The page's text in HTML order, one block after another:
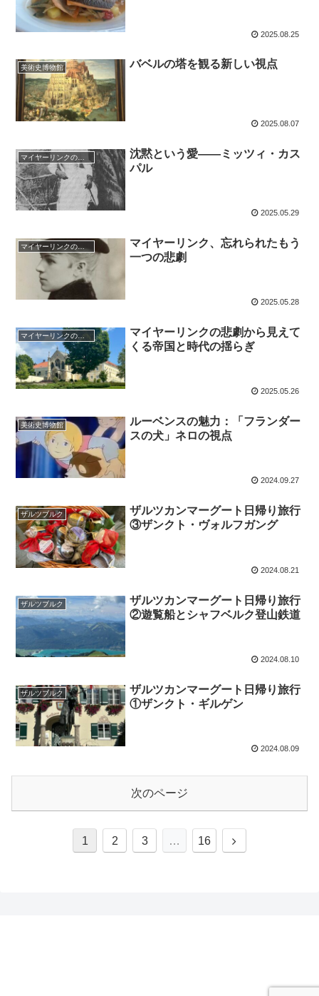
2025.08.25
美術史博物館 バベルの塔を観る新しい視点
2025.08.07
沈黙という愛——ミッツィ・カス
パル
2025.05.29
マイヤーリンク、忘れられたもう
一つの悲劇
2025.05.28
マイヤーリンクの悲劇から見えて
くる帝国と時代の揺らぎ
2025.05.26
美術史博物館
ルーベンスの魅力：「フランダー
スの犬」ネロの視点
2024.09.27
ザルツブルク
ザルツカンマーグート日帰り旅行
③ザンクト・ヴォルフガング
2024.08.21
ザルツブルク
ザルツカンマーグート日帰り旅行
②遊覧船とシャフベルク登山鉄道
2024.08.10
ザルツブルク
ザルツカンマーグート日帰り旅行
①ザンクト・ギルゲン
2024.08.09
次のページ
1 2 3 … 16
次